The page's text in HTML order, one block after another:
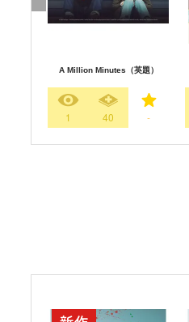
A Million Minutes（英題）
1 40 -